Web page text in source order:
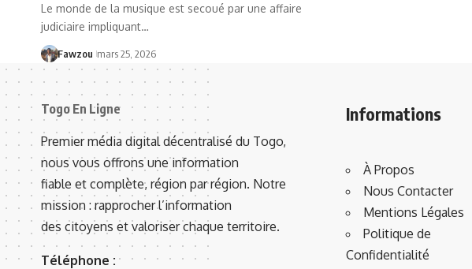
Le monde de la musique est secoué par une affaire
judiciaire impliquant…
Fawzou mars 25, 2026
Togo En Ligne
Premier média digital décentralisé du Togo,
nous vous offrons une information
fiable et complète, région par région. Notre
mission : rapprocher l’information
des citoyens et valoriser chaque territoire.
Téléphone :
Informations
À Propos
Nous Contacter
Mentions Légales
Politique de
Confidentialité